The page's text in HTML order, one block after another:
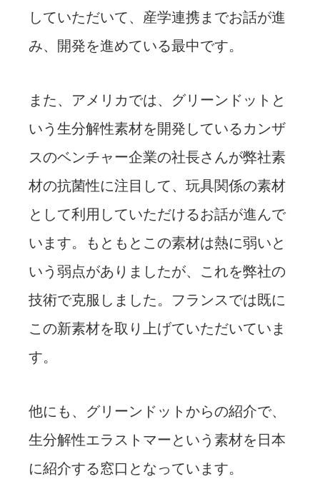
していただいて、産学連携までお話が進
み、開発を進めている最中です。
また、アメリカでは、グリーンドットと
いう生分解性素材を開発しているカンザ
スのベンチャー企業の社長さんが弊社素
材の抗菌性に注目して、玩具関係の素材
として利用していただけるお話が進んで
います。もともとこの素材は熱に弱いと
いう弱点がありましたが、これを弊社の
技術で克服しました。フランスでは既に
この新素材を取り上げていただいていま
す。
他にも、グリーンドットからの紹介で、
生分解性エラストマーという素材を日本
に紹介する窓口となっています。